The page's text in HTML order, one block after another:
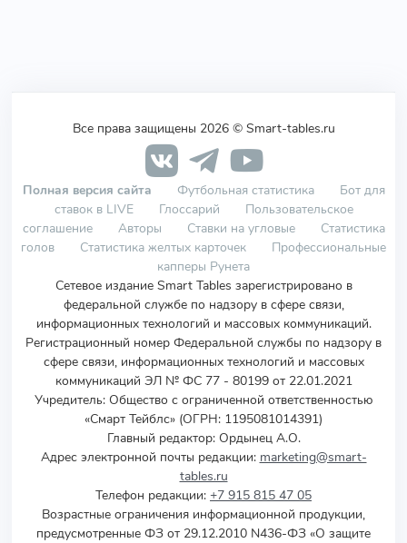
Все права защищены 2026 © Smart-tables.ru
Полная версия сайта Футбольная статистика
Бот для
ставок в LIVE
Глоссарий
Пользовательское
соглашение
Авторы Ставки на угловые
Статистика
голов
Статистика желтых карточек
Профессиональные
капперы Рунета
Сетевое издание Smart Tables зарегистрировано в
федеральной службе по надзору в сфере связи,
информационных технологий и массовых коммуникаций.
Регистрационный номер Федеральной службы по надзору в
сфере связи, информационных технологий и массовых
коммуникаций ЭЛ № ФС 77 - 80199 от 22.01.2021
Учредитель: Общество с ограниченной ответственностью
«Смарт Тейблс» (ОГРН: 1195081014391)
Главный редактор: Ордынец А.О.
Адрес электронной почты редакции: marketing@smart-
tables.ru
Телефон редакции: +7 915 815 47 05
Возрастные ограничения информационной продукции,
предусмотренные ФЗ от 29.12.2010 N436-ФЗ «О защите